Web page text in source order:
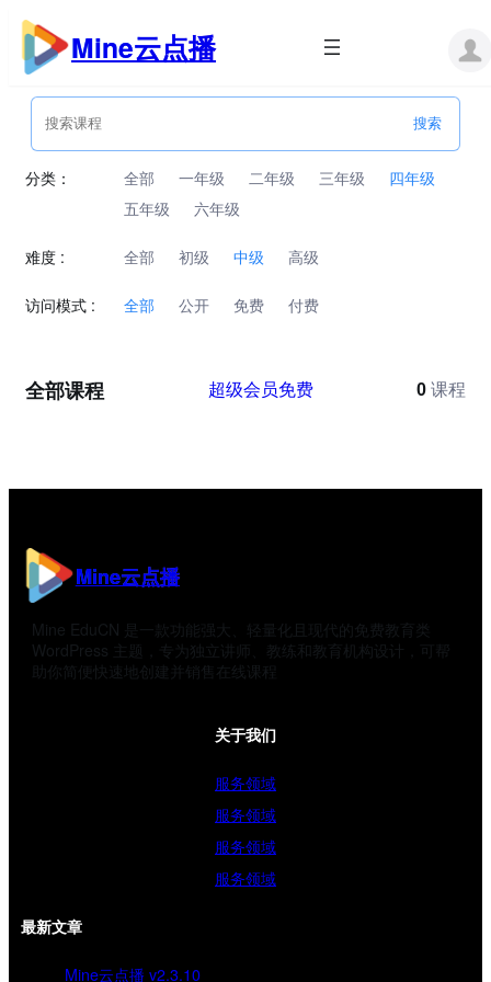
跳
内
Mine云点播
分类： 全部 一年级 二年级 三年级
四年级
五年级
六年级
难度 : 全部 初级 中级 高级
访问模式 : 全部 公开 免费 付费
全部课程 超级会员免费 0 课程
Mine云点播
Mine EduCN 是一款功能强大、轻量化且现代的免费教育类
WordPress 主题，专为独立讲师、教练和教育机构设计，可帮
助你简便快速地创建并销售在线课程
关于我们
服务领域
服务领域
服务领域
服务领域
最新文章
Mine云点播 v2.3.10